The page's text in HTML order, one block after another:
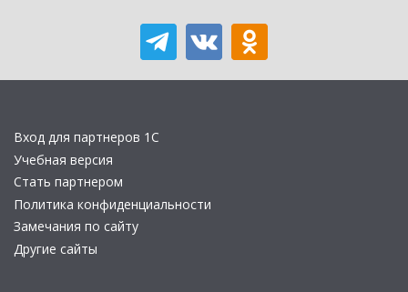
Вход для партнеров 1С
Учебная версия
Стать партнером
Политика конфиденциальности
Замечания по сайту
Другие сайты